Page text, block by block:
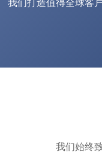
我们打造值得全球客
我们始终